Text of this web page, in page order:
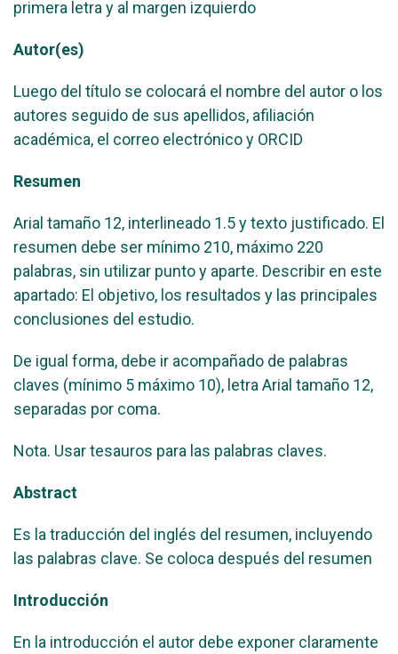
primera letra y al margen izquierdo
Autor(es)
Luego del título se colocará el nombre del autor o los
autores seguido de sus apellidos, afiliación
académica, el correo electrónico y ORCID
Resumen
Arial tamaño 12, interlineado 1.5 y texto justificado. El
resumen debe ser mínimo 210, máximo 220
palabras, sin utilizar punto y aparte. Describir en este
apartado: El objetivo, los resultados y las principales
conclusiones del estudio.
De igual forma, debe ir acompañado de palabras
claves (mínimo 5 máximo 10), letra Arial tamaño 12,
separadas por coma.
Nota. Usar tesauros para las palabras claves.
Abstract
Es la traducción del inglés del resumen, incluyendo
las palabras clave. Se coloca después del resumen
Introducción
En la introducción el autor debe exponer claramente